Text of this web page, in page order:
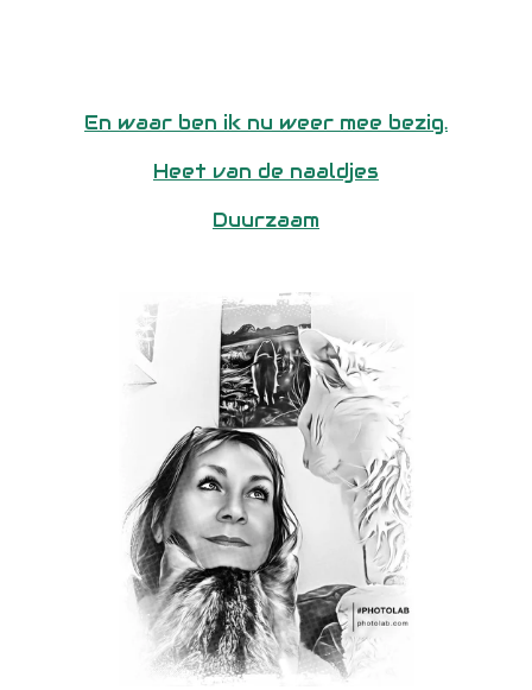
En waar ben ik nu weer mee bezig.
Heet van de naaldjes
Duurzaam